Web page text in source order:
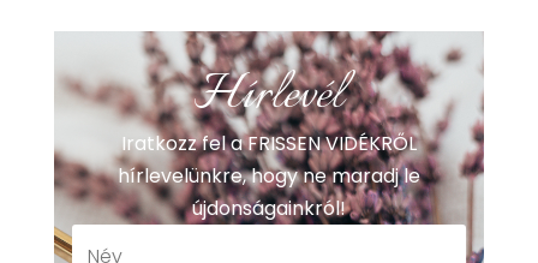
Hírlevél
Iratkozz fel a FRISSEN VIDÉKRŐL
hírlevelünkre, hogy ne maradj le
újdonságainkról!